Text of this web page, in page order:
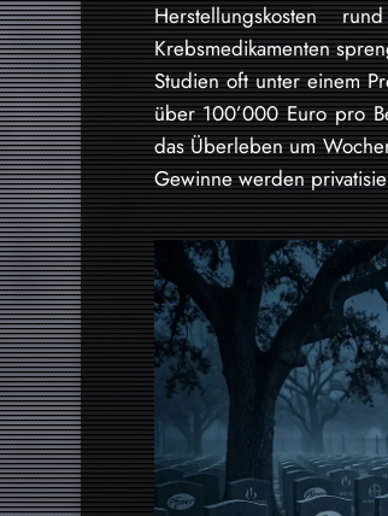
Herstellungskosten
Krebsmedikamenten
Studien oft unter einem
über 100’000 Euro pro
das Überleben um
Gewinne werden